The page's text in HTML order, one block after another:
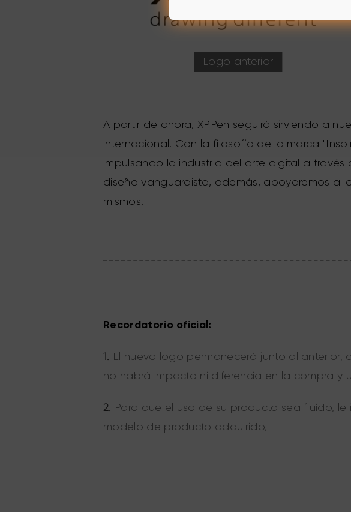
Logo anterior
A partir de ahora, XPPen seguirá sirviendo a
internacional. Con la filosofía de la marca
impulsando la industria del arte digital a
diseño vanguardista, además, apoyaremos a
mismos.
Recordatorio oficial:
1. El nuevo logo permanecerá junto al
no habrá impacto ni diferencia en la compra y
2. Para que el uso de su producto sea fluído,
modelo de producto adquirido,